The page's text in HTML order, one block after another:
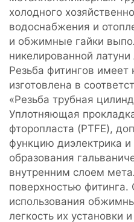
холодного
водоснабжения и
и обжимные гайки
никелированной
Резьба фитингов имеет
изготовлена в
«Резьба трубная
Уплотняющая
фторопласта (PTFE),
функцию диэлектрика
образования
внутренним слоем
поверхностью
использования
легкость их установки